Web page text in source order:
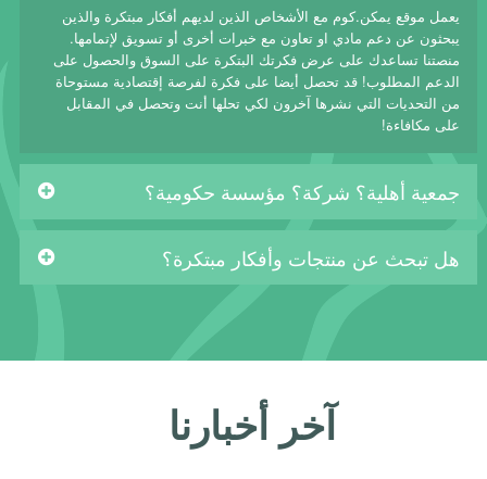
يعمل موقع يمكن.كوم مع الأشخاص الذين لديهم أفكار مبتكرة والذين
يبحثون عن دعم مادي او تعاون مع خبرات أخرى أو تسويق لإتمامها.
منصتنا تساعدك على عرض فكرتك البتكرة على السوق والحصول على
الدعم المطلوب! قد تحصل أيضا على فكرة لفرصة إقتصادية مستوحاة
من التحديات التي نشرها آخرون لكي تحلها أنت وتحصل في المقابل
على مكافاءة!
جمعية أهلية؟ شركة؟ مؤسسة حكومية؟
هل تبحث عن منتجات وأفكار مبتكرة؟
آخر أخبارنا